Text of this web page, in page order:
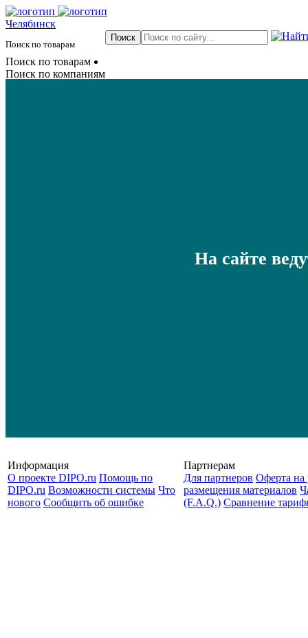
Челябинск
Поиск по товарам
Поиск по товарам
Поиск по компаниям
На сайте
Информация
О проекте DIPO.ru Помощь по
DIPO.ru Возможности системы Что
нового Сообщить об ошибке
Партнерам
Для партнеров Оферта на
размещения материалов
(F.A.Q.) Cравнение